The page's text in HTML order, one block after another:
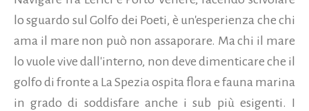
lo sguardo sul Golfo dei Poeti, è un'esperienza che chi
ama il mare non può non assaporare. Ma chi il mare
lo vuole vive dall'interno, non deve dimenticare che il
golfo di fronte a La Spezia ospita flora e fauna marina
in grado di soddisfare anche i sub più esigenti. I